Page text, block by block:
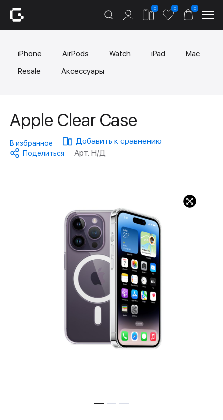
0 0 0
iPhone AirPods Watch iPad
Mac
Resale
Аксессуары
Apple Clear Case
В избранное Добавить к сравнению
Поделиться Арт. Н/Д